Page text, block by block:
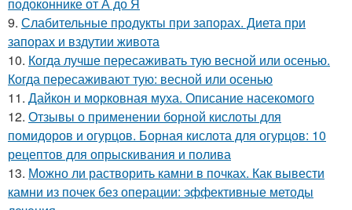
9. Слабительные продукты при запорах. Диета при
запорах и вздутии живота
10. Когда лучше пересаживать тую весной или осенью.
Когда пересаживают тую: весной или осенью
11. Дайкон и морковная муха. Описание насекомого
12. Отзывы о применении борной кислоты для
помидоров и огурцов. Борная кислота для огурцов: 10
рецептов для опрыскивания и полива
13. Можно ли растворить камни в почках. Как вывести
камни из почек без операции: эффективные методы